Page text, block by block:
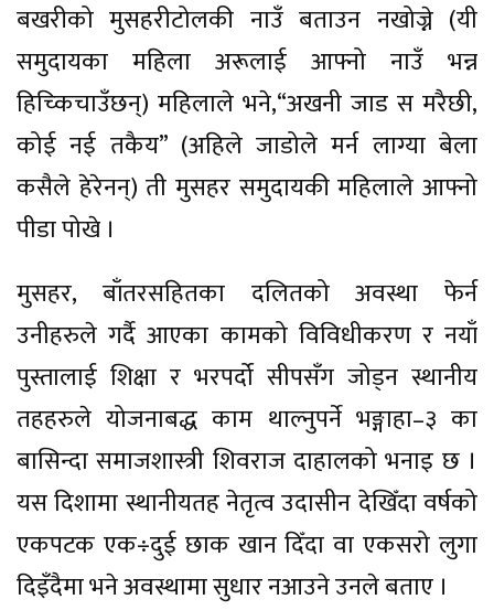
बखरीको मुसहरीटोलकी नाउँ बताउन नखोज्ने (यी
समुदायका महिला अरूलाई आफ्नो नाउँ भन्न
हिच्किचाउँछन्) महिलाले भने,“अखनी जाड स मरैछी,
कोई नई तकैय” (अहिले जाडोले मर्न लाग्या बेला
कसैले हेरेनन्) ती मुसहर समुदायकी महिलाले आफ्नो
पीडा पोखे ।
मुसहर, बाँतरसहितका दलितको अवस्था फेर्न
उनीहरुले गर्दै आएका कामको विविधीकरण र नयाँ
पुस्तालाई शिक्षा र भरपर्दो सीपसँग जोड्न स्थानीय
तहहरुले योजनाबद्ध काम थाल्नुपर्ने भङ्गाहा–३ का
बासिन्दा समाजशास्त्री शिवराज दाहालको भनाइ छ ।
यस दिशामा स्थानीयतह नेतृत्व उदासीन देखिँदा वर्षको
एकपटक एक÷दुई छाक खान दिँदा वा एकसरो लुगा
दिइँदैमा भने अवस्थामा सुधार नआउने उनले बताए ।